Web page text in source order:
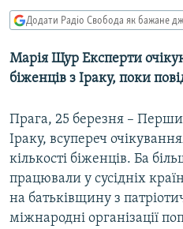
пошуку
УКРАЇНА
ТИ ЯК?
СХЕМИ
КИТАЙ.ВИКЛИКИ
МУЛЬТИМЕДІА
ФОТО
СПЕЦПРОЄКТИ
ПОДКАСТИ
Додати Радіо Свобода як бажане
Марія Щур Експерти
біженців з Іраку, поки
Прага, 25 березня –
Іраку, всупереч
кількості біженців. Ба
працювали у сусідніх
на батьківщину з
міжнародні організації